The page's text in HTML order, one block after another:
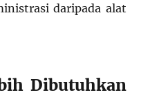
daripada alat
Dibutuhkan